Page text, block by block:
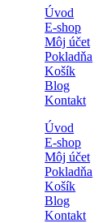
Úvod
E-shop
Môj účet
Pokladňa
Košík
Blog
Kontakt
Úvod
E-shop
Môj účet
Pokladňa
Košík
Blog
Kontakt